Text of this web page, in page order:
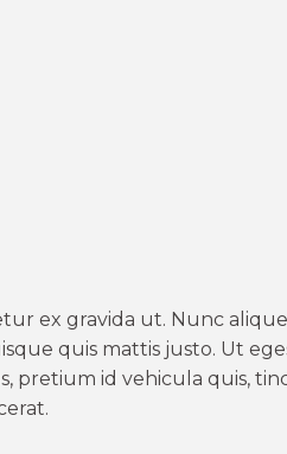
aux
ex gravida ut. Nunc
quis mattis justo. Ut
pretium id vehicula quis,